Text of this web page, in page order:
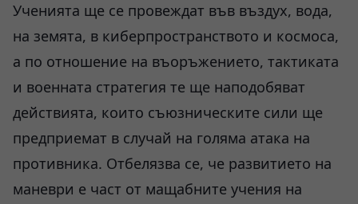
Ученията ще се провеждат във въздух, вода,
на земята, в киберпространството и космоса,
а по отношение на въоръжението, тактиката
и военната стратегия те ще наподобяват
действията, които съюзническите сили ще
предприемат в случай на голяма атака на
противника. Отбелязва се, че развитието на
маневри е част от мащабните учения на